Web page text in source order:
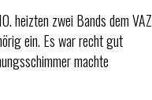
heizten zwei Bands dem VAZ
ein. Es war recht gut
machte